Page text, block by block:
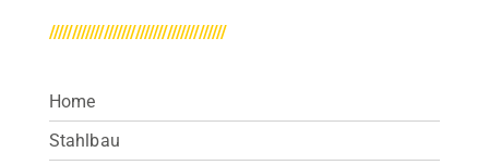
///////////////////////////////////////
Home
Stahlbau